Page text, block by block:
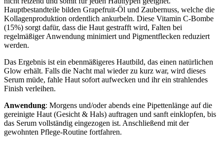
Hauptbestandteile bilden Grapefruit-Öl und Zaubernuss, welche die
Kollagenproduktion ordentlich ankurbeln. Diese Vitamin C-Bombe
(15%) sorgt dafür, dass die Haut gestrafft wird, Falten bei
regelmäßiger Anwendung minimiert und Pigmentflecken reduziert
werden.
Das Ergebnis ist ein ebenmäßigeres Hautbild, das einen natürlichen
Glow erhält. Falls die Nacht mal wieder zu kurz war, wird dieses
Serum müde, fahle Haut sofort aufwecken und ihr ein strahlendes
Finish verleihen.
Anwendung: Morgens und/oder abends eine Pipettenlänge auf die
gereinigte Haut (Gesicht & Hals) auftragen und sanft einklopfen, bis
das Serum vollständig eingezogen ist. Anschließend mit der
gewohnten Pflege-Routine fortfahren.